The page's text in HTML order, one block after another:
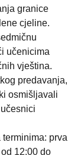
granice
cjeline.
učenicima
vještina.
predavanja,
osmišljavali
prva
12:00 do